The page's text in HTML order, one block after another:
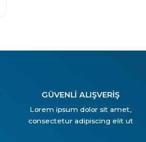
GÜVENLİ ALIŞVERİŞ
Lorem ipsum dolor sit amet,
consectetur adipiscing elit ut